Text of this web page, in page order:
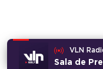
VLN
Sala de